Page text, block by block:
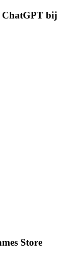
ChatGPT bij
Store